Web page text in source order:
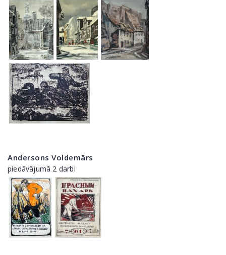
Andersons Voldemārs
piedāvājumā 2 darbi